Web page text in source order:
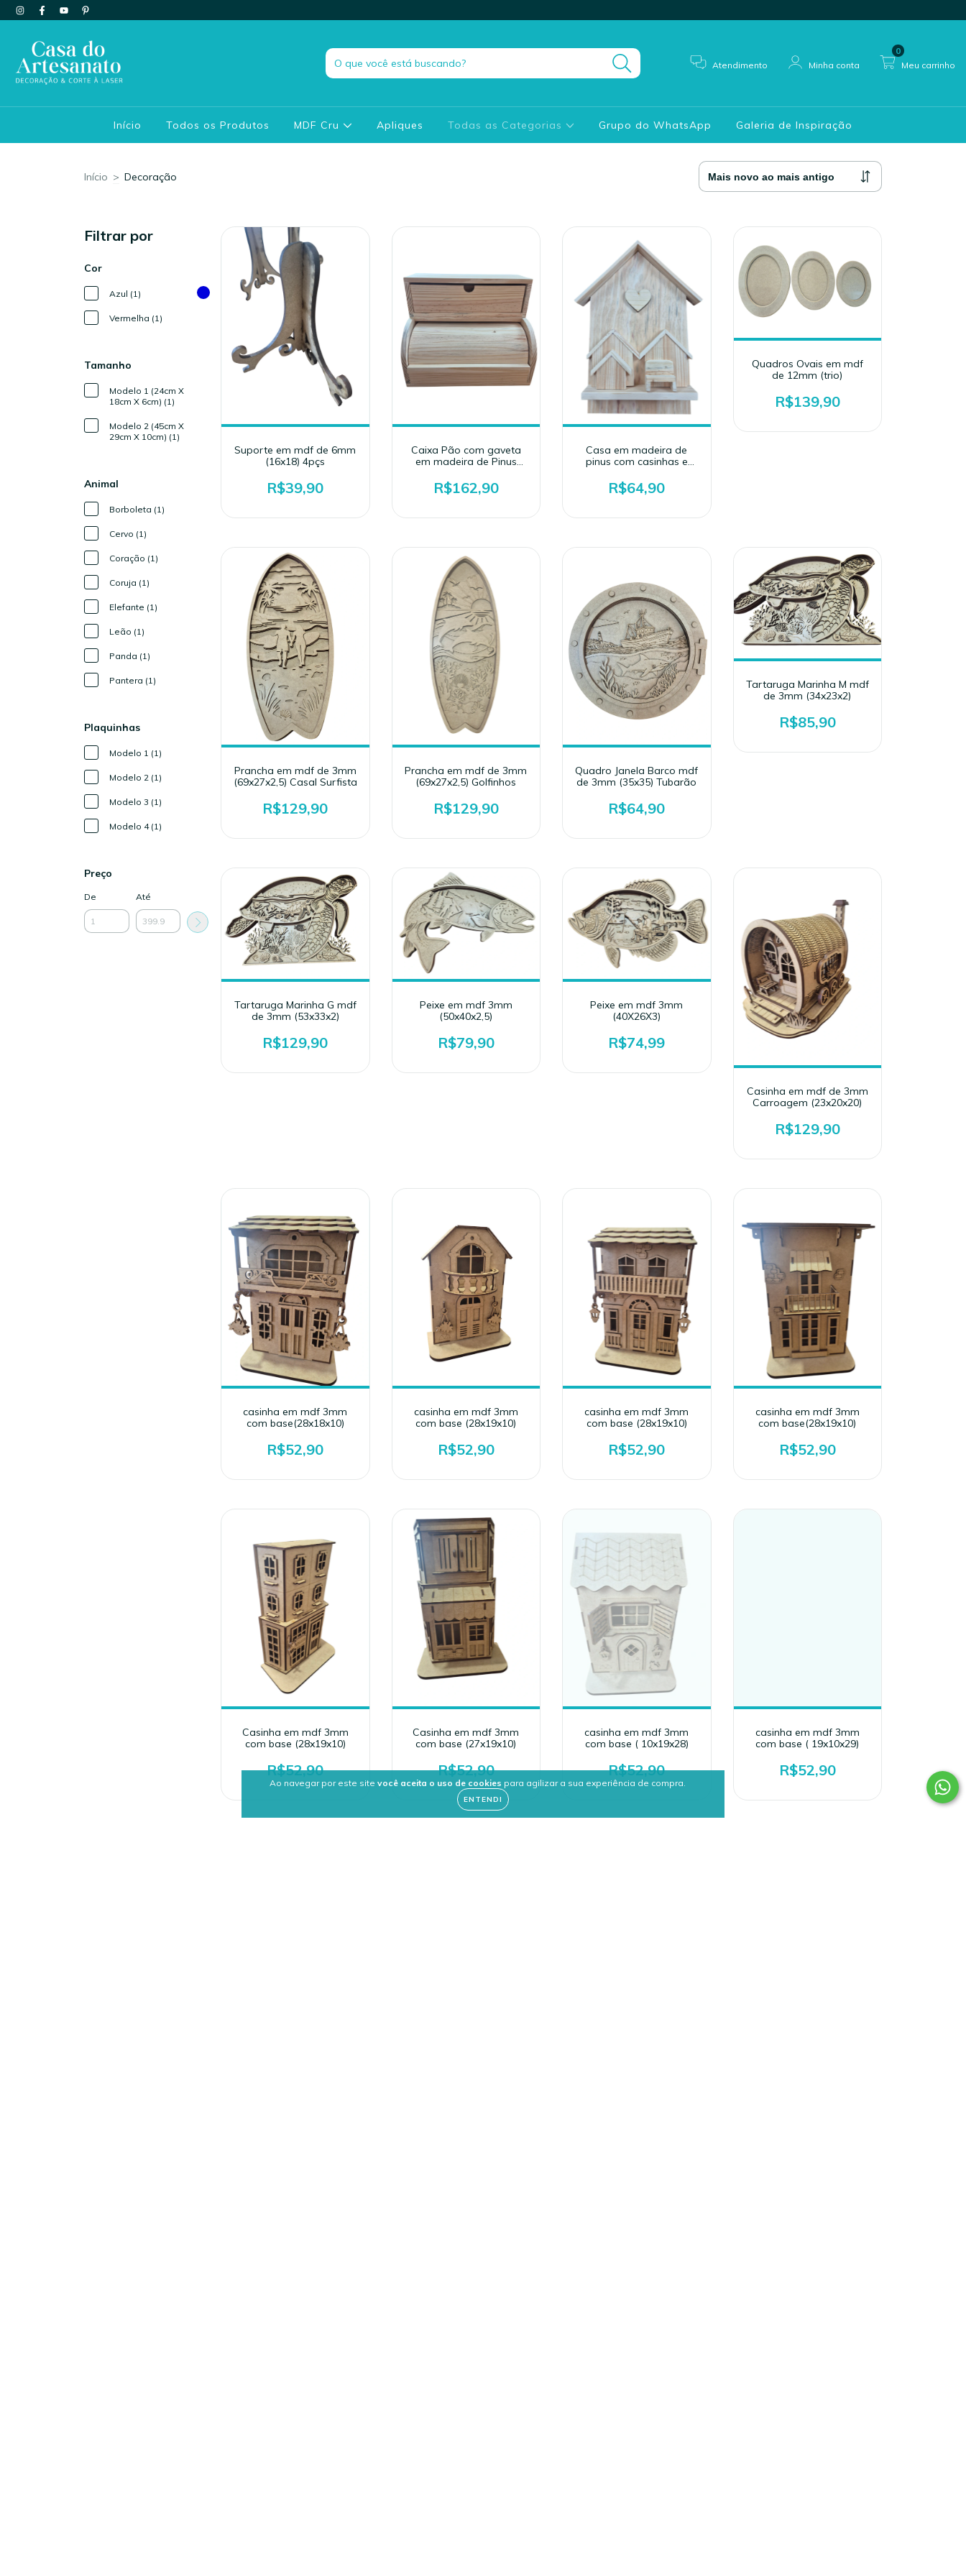
Atendimento Minha conta Meu carrinho
0
Início Todos os Produtos MDF Cru Apliques Todas as Categorias Grupo do WhatsApp Galeria de Inspiração
Ao navegar por este site você aceita o uso de cookies para agilizar a sua experiência de compra.
ENTENDI
Início > Decoração
Filtrar por
Cor
Azul (1)
Vermelha (1)
Tamanho
Modelo 1 (24cm X
18cm X 6cm) (1)
Modelo 2 (45cm X
29cm X 10cm) (1)
Animal
Borboleta (1)
Cervo (1)
Coração (1)
Coruja (1)
Elefante (1)
Leão (1)
Panda (1)
Pantera (1)
Plaquinhas
Modelo 1 (1)
Modelo 2 (1)
Modelo 3 (1)
Modelo 4 (1)
Preço
De Até
Suporte em mdf de 6mm
(16x18) 4pçs
R$39,90
Caixa Pão com gaveta
em madeira de Pinus
R$162,90
Casa em madeira de
pinus com casinhas e
R$64,90
Quadros Ovais em mdf
de 12mm (trio)
R$139,90
Prancha em mdf de 3mm
(69x27x2,5) Casal Surfista
R$129,90
Prancha em mdf de 3mm
(69x27x2,5) Golfinhos
R$129,90
Quadro Janela Barco mdf
de 3mm (35x35) Tubarão
R$64,90
Tartaruga Marinha M mdf
de 3mm (34x23x2)
R$85,90
Tartaruga Marinha G mdf
de 3mm (53x33x2)
R$129,90
Peixe em mdf 3mm
(50x40x2,5)
R$79,90
Peixe em mdf 3mm
(40X26X3)
R$74,99
Casinha em mdf de 3mm
Carroagem (23x20x20)
R$129,90
casinha em mdf 3mm
com base(28x18x10)
R$52,90
casinha em mdf 3mm
com base (28x19x10)
R$52,90
casinha em mdf 3mm
com base (28x19x10)
R$52,90
casinha em mdf 3mm
com base(28x19x10)
R$52,90
Casinha em mdf 3mm
com base (28x19x10)
R$52,90
Casinha em mdf 3mm
com base (27x19x10)
R$52,90
casinha em mdf 3mm
com base ( 10x19x28)
R$52,90
casinha em mdf 3mm
com base ( 19x10x29)
R$52,90